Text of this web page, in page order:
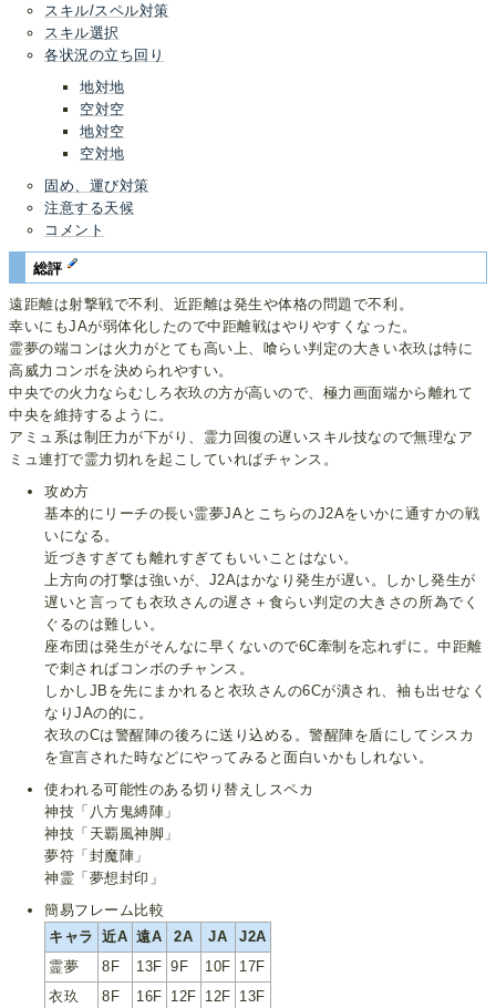
スキル/スペル対策
スキル選択
各状況の立ち回り
地対地
空対空
地対空
空対地
固め、運び対策
注意する天候
コメント
総評
遠距離は射撃戦で不利、近距離は発生や体格の問題で不利。
幸いにもJAが弱体化したので中距離戦はやりやすくなった。
霊夢の端コンは火力がとても高い上、喰らい判定の大きい衣玖は特に
高威力コンボを決められやすい。
中央での火力ならむしろ衣玖の方が高いので、極力画面端から離れて
中央を維持するように。
アミュ系は制圧力が下がり、霊力回復の遅いスキル技なので無理なア
ミュ連打で霊力切れを起こしていればチャンス。
攻め方
基本的にリーチの長い霊夢JAとこちらのJ2Aをいかに通すかの戦
いになる。
近づきすぎても離れすぎてもいいことはない。
上方向の打撃は強いが、J2Aはかなり発生が遅い。しかし発生が
遅いと言っても衣玖さんの遅さ＋食らい判定の大きさの所為でく
ぐるのは難しい。
座布団は発生がそんなに早くないので6C牽制を忘れずに。中距離
で刺さればコンボのチャンス。
しかしJBを先にまかれると衣玖さんの6Cが潰され、袖も出せなく
なりJAの的に。
衣玖のCは警醒陣の後ろに送り込める。警醒陣を盾にしてシスカ
を宣言された時などにやってみると面白いかもしれない。
使われる可能性のある切り替えしスペカ
神技「八方鬼縛陣」
神技「天覇風神脚」
夢符「封魔陣」
神霊「夢想封印」
簡易フレーム比較
キャラ
近A 遠A 2A JA
J2A
霊夢
8F 13F 9F 10F 17F
衣玖
8F 16F 12F 12F 13F